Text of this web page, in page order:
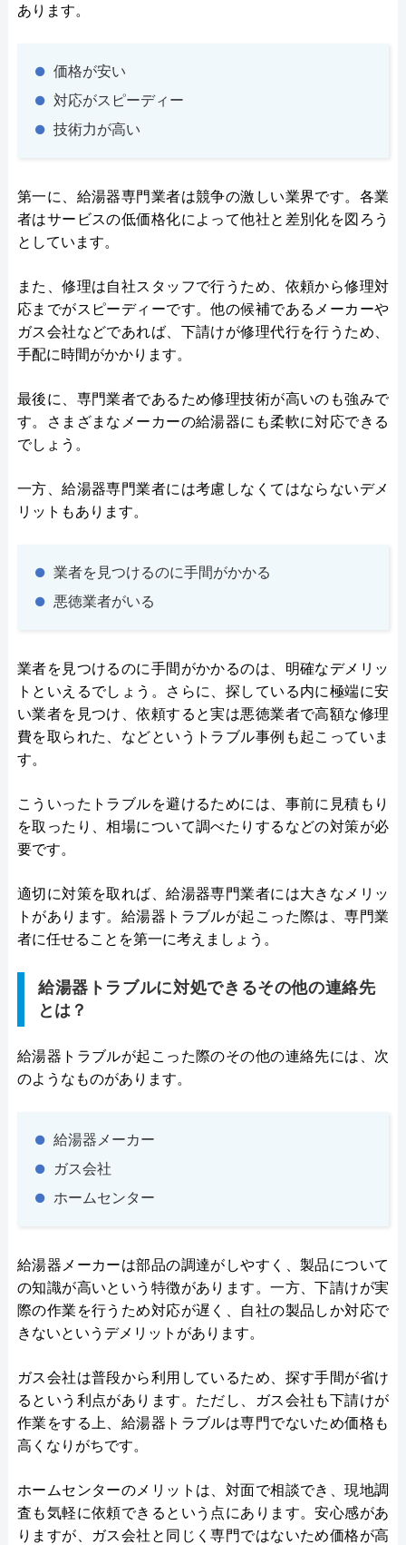
あります。
価格が安い
対応がスピーディー
技術力が高い
第一に、給湯器専門業者は競争の激しい業界です。各業
者はサービスの低価格化によって他社と差別化を図ろう
としています。
また、修理は自社スタッフで行うため、依頼から修理対
応までがスピーディーです。他の候補であるメーカーや
ガス会社などであれば、下請けが修理代行を行うため、
手配に時間がかかります。
最後に、専門業者であるため修理技術が高いのも強みで
す。さまざまなメーカーの給湯器にも柔軟に対応できる
でしょう。
一方、給湯器専門業者には考慮しなくてはならないデメ
リットもあります。
業者を見つけるのに手間がかかる
悪徳業者がいる
業者を見つけるのに手間がかかるのは、明確なデメリッ
トといえるでしょう。さらに、探している内に極端に安
い業者を見つけ、依頼すると実は悪徳業者で高額な修理
費を取られた、などというトラブル事例も起こっていま
す。
こういったトラブルを避けるためには、事前に見積もり
を取ったり、相場について調べたりするなどの対策が必
要です。
適切に対策を取れば、給湯器専門業者には大きなメリッ
トがあります。給湯器トラブルが起こった際は、専門業
者に任せることを第一に考えましょう。
給湯器トラブルに対処できるその他の連絡先
とは？
給湯器トラブルが起こった際のその他の連絡先には、次
のようなものがあります。
給湯器メーカー
ガス会社
ホームセンター
給湯器メーカーは部品の調達がしやすく、製品について
の知識が高いという特徴があります。一方、下請けが実
際の作業を行うため対応が遅く、自社の製品しか対応で
きないというデメリットがあります。
ガス会社は普段から利用しているため、探す手間が省け
るという利点があります。ただし、ガス会社も下請けが
作業をする上、給湯器トラブルは専門でないため価格も
高くなりがちです。
ホームセンターのメリットは、対面で相談でき、現地調
査も気軽に依頼できるという点にあります。安心感があ
りますが、ガス会社と同じく専門ではないため価格が高